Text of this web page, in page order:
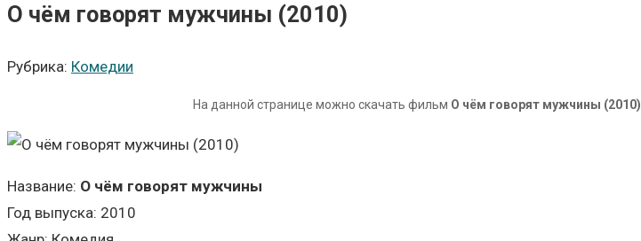
О чём говорят мужчины (2010)
Рубрика: Комедии
На данной странице можно скачать фильм О чём говорят мужчины (2010)
Название: О чём говорят мужчины
Год выпуска: 2010